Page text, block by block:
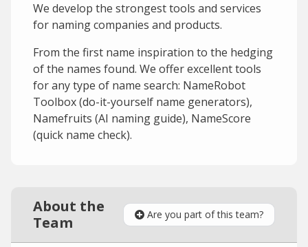
We develop the strongest tools and services
for naming companies and products.
From the first name inspiration to the hedging
of the names found. We offer excellent tools
for any type of name search: NameRobot
Toolbox (do-it-yourself name generators),
Namefruits (AI naming guide), NameScore
(quick name check).
About the
Team
Are you part of this team?